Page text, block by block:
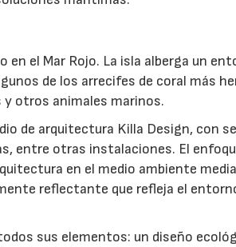
en el Mar Rojo. La isla alberga un
de los arrecifes de coral más
y otros animales marinos.
de arquitectura Killa Design, con
entre otras instalaciones. El
en el medio ambiente
reflectante que refleja el
sus elementos: un diseño